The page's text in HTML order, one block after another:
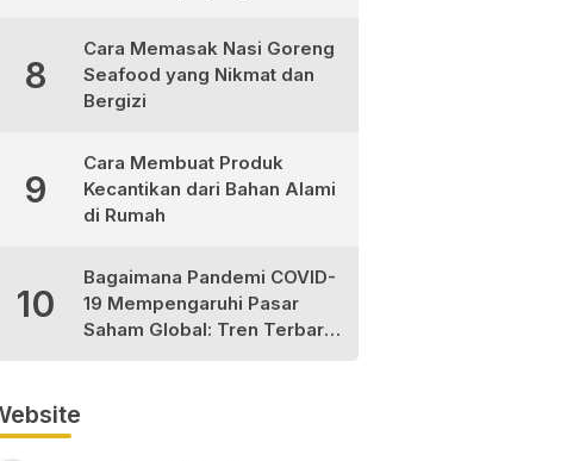
8
Cara Memasak Nasi Goreng
Seafood yang Nikmat dan
Bergizi
9
Cara Membuat Produk
Kecantikan dari Bahan Alami
di Rumah
10
Bagaimana Pandemi COVID-
19 Mempengaruhi Pasar
Saham Global: Tren Terbaru